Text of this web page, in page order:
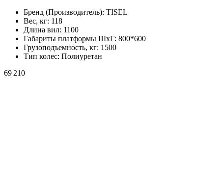
Бренд (Производитель): TISEL
Вес, кг: 118
Длина вил: 1100
Габариты платформы ШxГ: 800*600
Грузоподъемность, кг: 1500
Тип колес: Полиуретан
69 210